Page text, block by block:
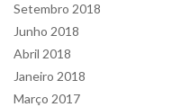
Setembro 2018
Junho 2018
Abril 2018
Janeiro 2018
Março 2017